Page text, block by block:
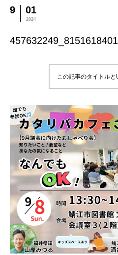
9 01
2024
この記事のタイトル